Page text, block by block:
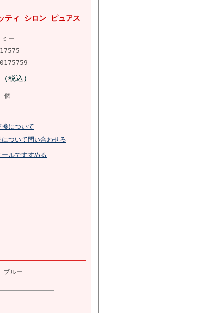
ィ シロン ピュアス
ミー
(税込)
個
換について
について問い合わせる
ールですすめる
ルー